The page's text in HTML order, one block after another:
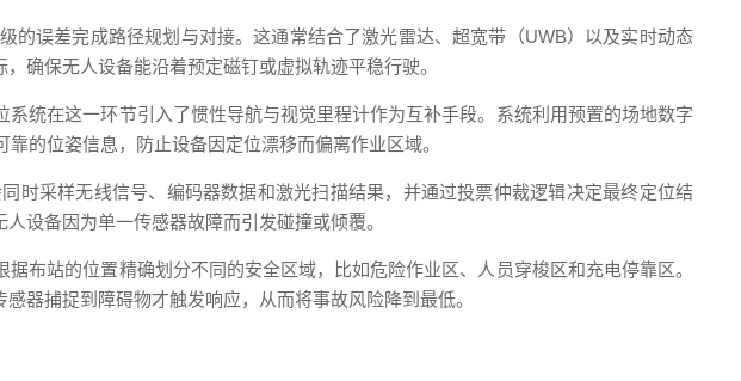
误差完成路径规划与对接。这通常结合了激光雷达、超宽带（UWB）以及实时动态
确保无人设备能沿着预定磁钉或虚拟轨迹平稳行驶。
统在这一环节引入了惯性导航与视觉里程计作为互补手段。系统利用预置的场地数字
的位姿信息，防止设备因定位漂移而偏离作业区域。
时采样无线信号、编码器数据和激光扫描结果，并通过投票仲裁逻辑决定最终定位结
设备因为单一传感器故障而引发碰撞或倾覆。
布站的位置精确划分不同的安全区域，比如危险作业区、人员穿梭区和充电停靠区。
器捕捉到障碍物才触发响应，从而将事故风险降到最低。